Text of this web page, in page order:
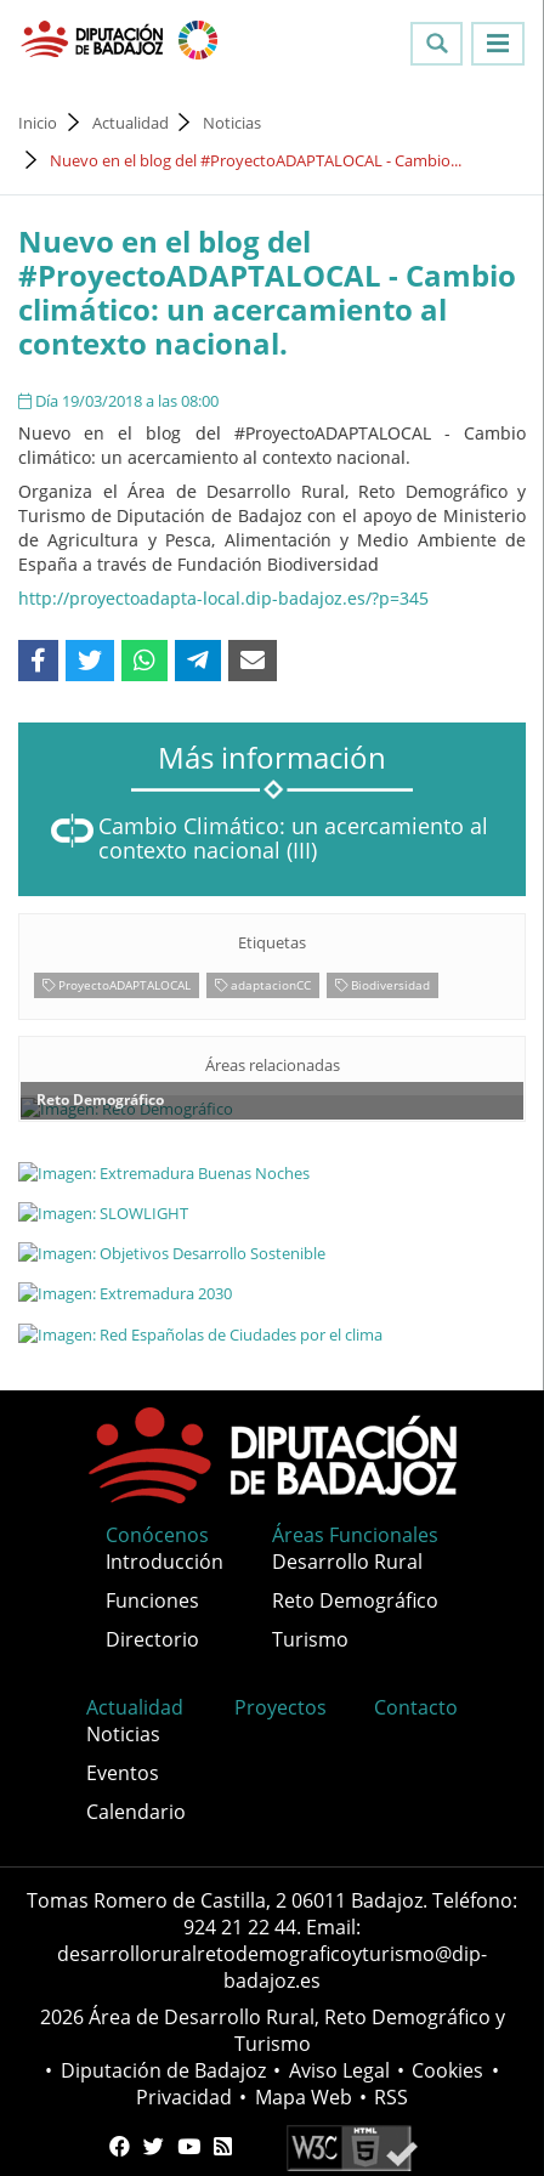
Inicio Actualidad
Noticias
Nuevo en el blog del #ProyectoADAPTALOCAL - Cambio...
Nuevo en el blog del
#ProyectoADAPTALOCAL - Cambio
climático: un acercamiento al
contexto nacional.
Día 19/03/2018 a las 08:00
Nuevo en el blog del #ProyectoADAPTALOCAL - Cambio
climático: un acercamiento al contexto nacional.
Organiza el Área de Desarrollo Rural, Reto Demográfico y
Turismo de Diputación de Badajoz con el apoyo de Ministerio
de Agricultura y Pesca, Alimentación y Medio Ambiente de
España a través de Fundación Biodiversidad
http://proyectoadapta-local.dip-badajoz.es/?p=345
Más información
Cambio Climático: un acercamiento al
contexto nacional (III)
Etiquetas
ProyectoADAPTALOCAL adaptacionCC Biodiversidad
Áreas relacionadas
Reto Demográfico
Conócenos
Introducción
Funciones
Directorio
Áreas Funcionales
Desarrollo Rural
Reto Demográfico
Turismo
Actualidad
Noticias
Eventos
Calendario
Proyectos Contacto
Tomas Romero de Castilla, 2 06011 Badajoz. Teléfono:
924 21 22 44. Email:
desarrolloruralretodemograficoyturismo@dip-
badajoz.es
2026 Área de Desarrollo Rural, Reto Demográfico y
Turismo
• Diputación de Badajoz • Aviso Legal • Cookies •
Privacidad • Mapa Web • RSS